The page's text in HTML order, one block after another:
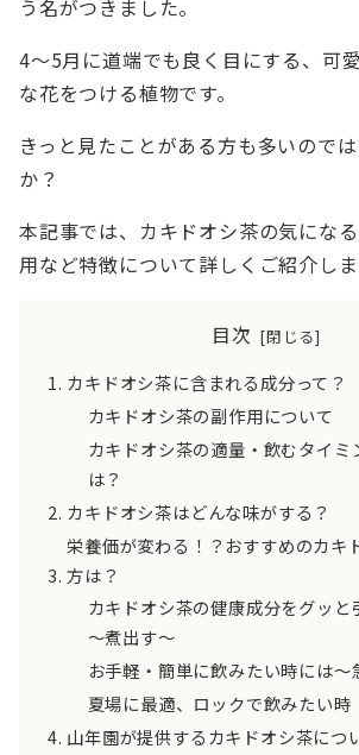
う名がつきました。
4～5月に道端でも良く目にする、可
な花をつける植物です。
きっと見たことがある方も多いので
か？
本記事では、カキドオシ茶の気にな
用など特徴について詳しくご紹介しま
目次
カキドオシ茶に含まれる成分って？
カキドオシ茶の副作用について
カキドオシ茶の適量・飲むタイミ
は？
カキドオシ茶はどんな味がする？
栄養価が変わる！？おすすめのカキ
方は？
カキドオシ茶の健康成分をグッと
～煮出す～
お手軽・簡単に飲みたい時には
夏場に最適、ロックで飲みたい時
山年園が提供するカキドオシ茶につ